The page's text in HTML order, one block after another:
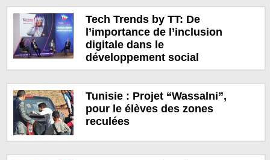
Tech Trends by TT: De
l’importance de l’inclusion
digitale dans le
développement social
Tunisie : Projet “Wassalni”,
pour le élèves des zones
reculées